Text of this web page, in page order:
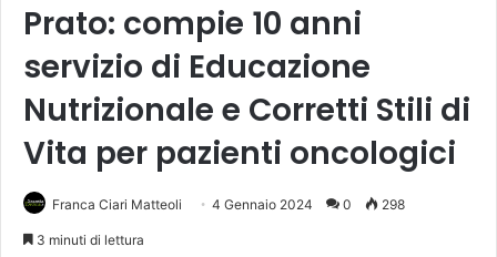
Prato: compie 10 anni
servizio di Educazione
Nutrizionale e Corretti Stili di
Vita per pazienti oncologici
Franca Ciari Matteoli 4 Gennaio 2024 0 298
3 minuti di lettura